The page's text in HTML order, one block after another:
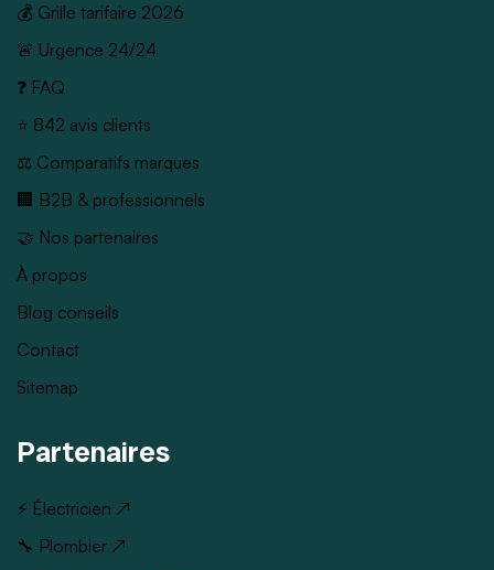
💰 Grille tarifaire 2026
🚨 Urgence 24/24
❓ FAQ
⭐ 842 avis clients
⚖️ Comparatifs marques
🏢 B2B & professionnels
🤝 Nos partenaires
À propos
Blog conseils
Contact
Sitemap
Partenaires
⚡ Électricien ↗
🔧 Plombier ↗